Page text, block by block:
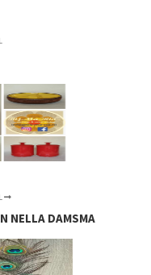
NELLA DAMSMA